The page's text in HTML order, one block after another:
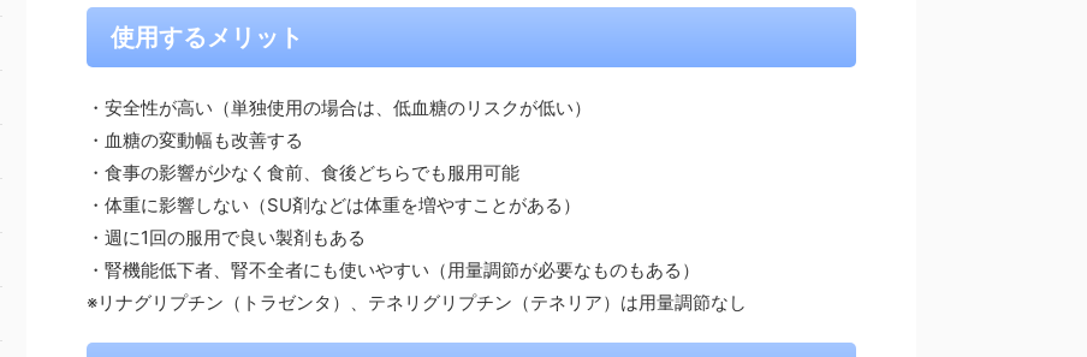
使用するメリット
・安全性が高い（単独使用の場合は、低血糖のリスクが低い）
・血糖の変動幅も改善する
・食事の影響が少なく食前、食後どちらでも服用可能
・体重に影響しない（SU剤などは体重を増やすことがある）
・週に1回の服用で良い製剤もある
・腎機能低下者、腎不全者にも使いやすい（用量調節が必要なものもある）
※リナグリプチン（トラゼンタ）、テネリグリプチン（テネリア）は用量調節なし